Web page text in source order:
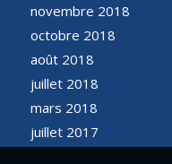
novembre 2018
octobre 2018
août 2018
juillet 2018
mars 2018
juillet 2017